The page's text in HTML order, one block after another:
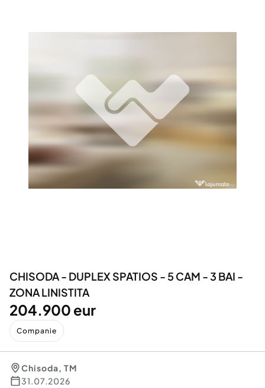
Animale de companie
CHISODA - DUPLEX SPATIOS - 5 CAM - 3 BAI -
ZONA LINISTITA
204.900 eur
Companie
Chisoda, TM
31.07.2026